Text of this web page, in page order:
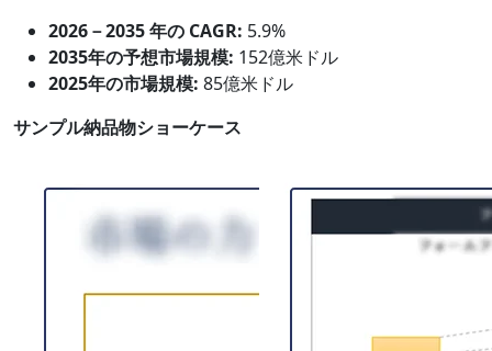
2026－2035 年の CAGR: 5.9%
2035年の予想市場規模: 152億米ドル
2025年の市場規模: 85億米ドル
サンプル納品物ショーケース